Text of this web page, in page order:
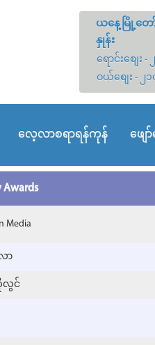
ယနေ့မြို့တေ
နှုန်း
ရောင်းစျေး -
ဝယ်စျေး - ၂
လေ့လာစရာရန်ကုန် ဖျေ
Awards
Media
ာ
လွင်